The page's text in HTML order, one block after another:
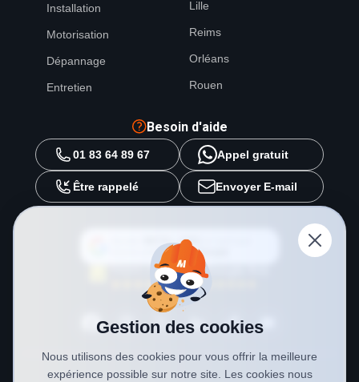
Installation
Motorisation
Dépannage
Entretien
Lille
Reims
Orléans
Rouen
Besoin d'aide
01 83 64 89 67 Appel gratuit
Être rappelé Envoyer E-mail
METAL 2000
source préférée surGoogle
Gestion des cookies
Nous utilisons des cookies pour vous offrir la meilleure
expérience possible sur notre site. Les cookies nous